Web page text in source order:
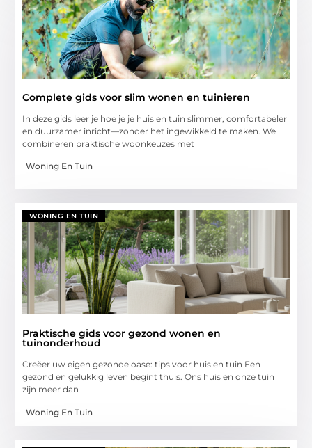
Complete gids voor slim wonen en tuinieren
In deze gids leer je hoe je je huis en tuin slimmer, comfortabeler
en duurzamer inricht—zonder het ingewikkeld te maken. We
combineren praktische woonkeuzes met
Woning En Tuin
WONING EN TUIN
Praktische gids voor gezond wonen en
tuinonderhoud
Creëer uw eigen gezonde oase: tips voor huis en tuin Een
gezond en gelukkig leven begint thuis. Ons huis en onze tuin
zijn meer dan
Woning En Tuin